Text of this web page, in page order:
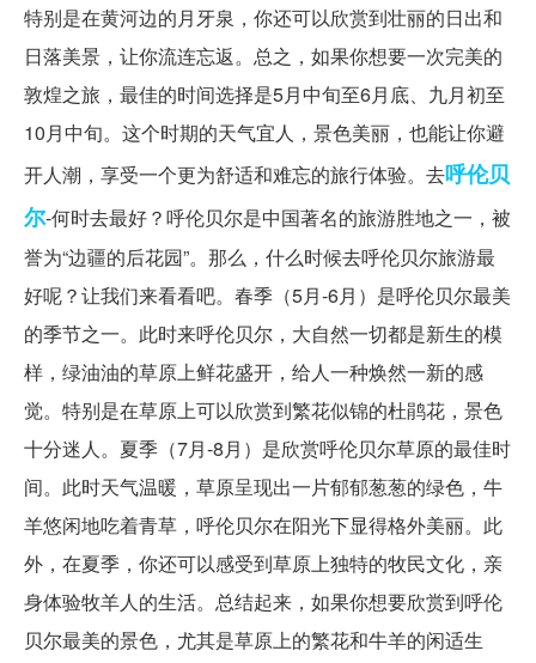
特别是在黄河边的月牙泉，你还可以欣赏到壮丽的日出和
日落美景，让你流连忘返。总之，如果你想要一次完美的
敦煌之旅，最佳的时间选择是5月中旬至6月底、九月初至
10月中旬。这个时期的天气宜人，景色美丽，也能让你避
开人潮，享受一个更为舒适和难忘的旅行体验。去呼伦贝
尔-何时去最好？呼伦贝尔是中国著名的旅游胜地之一，被
誉为“边疆的后花园”。那么，什么时候去呼伦贝尔旅游最
好呢？让我们来看看吧。春季（5月-6月）是呼伦贝尔最美
的季节之一。此时来呼伦贝尔，大自然一切都是新生的模
样，绿油油的草原上鲜花盛开，给人一种焕然一新的感
觉。特别是在草原上可以欣赏到繁花似锦的杜鹃花，景色
十分迷人。夏季（7月-8月）是欣赏呼伦贝尔草原的最佳时
间。此时天气温暖，草原呈现出一片郁郁葱葱的绿色，牛
羊悠闲地吃着青草，呼伦贝尔在阳光下显得格外美丽。此
外，在夏季，你还可以感受到草原上独特的牧民文化，亲
身体验牧羊人的生活。总结起来，如果你想要欣赏到呼伦
贝尔最美的景色，尤其是草原上的繁花和牛羊的闲适生